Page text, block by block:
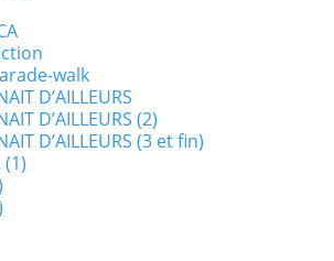
walk
D’AILLEURS
D’AILLEURS (2)
D’AILLEURS (3 et fin)
(1)